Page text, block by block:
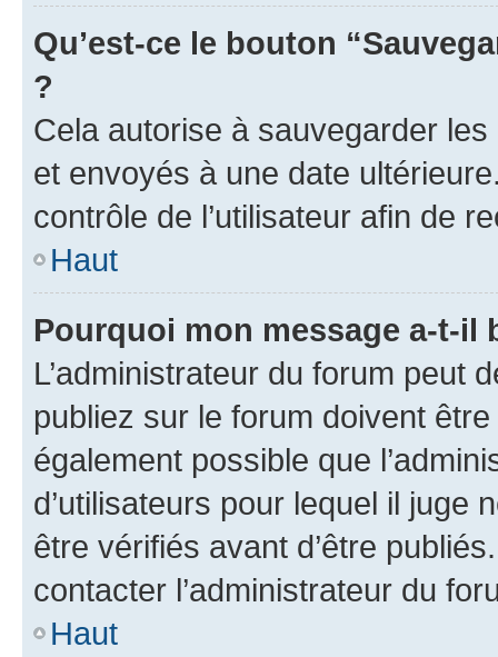
Qu’est-ce le bouton
?
Cela autorise à sauvegarder
et envoyés à une date
contrôle de l’utilisateur afin de
Haut
Pourquoi mon message a-t-il
L’administrateur du forum peut
publiez sur le forum doivent
également possible que
d’utilisateurs pour lequel il juge
être vérifiés avant d’être
contacter l’administrateur du
Haut